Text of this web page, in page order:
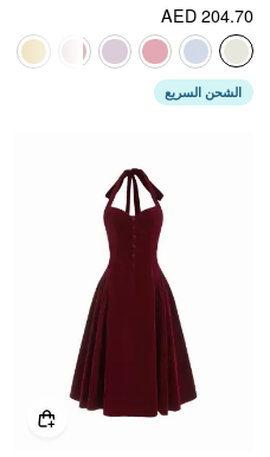
AED 204.70
الشحن السريع